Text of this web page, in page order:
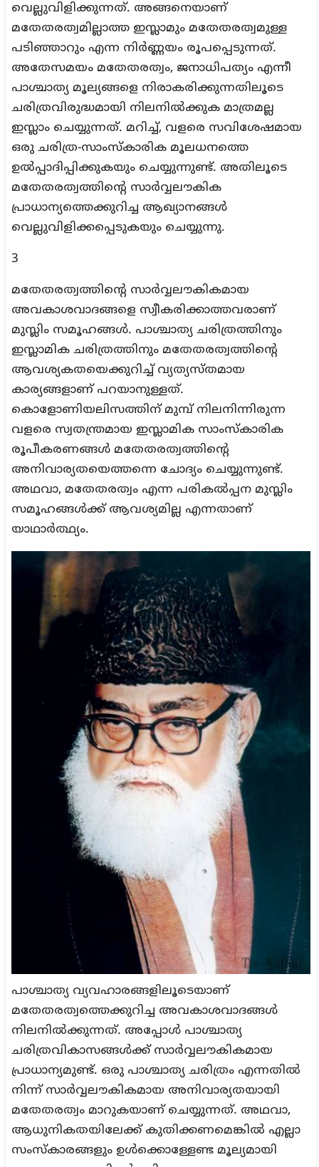
വെല്ലുവിളിക്കുന്നത്. അങ്ങനെയാണ്
മതേതരത്വമില്ലാത്ത ഇസ്ലാമും മതേതരത്വമുള്ള
പടിഞ്ഞാറും എന്ന നിര്‍ണ്ണയം രൂപപ്പെടുന്നത്.
അതേസമയം മതേതരത്വം, ജനാധിപത്യം എന്നീ
പാശ്ചാത്യ മൂല്യങ്ങളെ നിരാകരിക്കുന്നതിലൂടെ
ചരിത്രവിരുദ്ധമായി നിലനില്‍ക്കുക മാത്രമല്ല
ഇസ്ലാം ചെയ്യുന്നത്. മറിച്ച്, വളരെ സവിശേഷമായ
ഒരു ചരിത്ര-സാംസ്‌കാരിക മൂലധനത്തെ
ഉല്‍പ്പാദിപ്പിക്കുകയും ചെയ്യുന്നുണ്ട്. അതിലൂടെ
മതേതരത്വത്തിന്റെ സാര്‍വ്വലൗകിക
പ്രാധാന്യത്തെക്കുറിച്ച ആഖ്യാനങ്ങള്‍
വെല്ലുവിളിക്കപ്പെടുകയും ചെയ്യുന്നു.
3
മതേതരത്വത്തിന്റെ സാര്‍വ്വലൗകികമായ
അവകാശവാദങ്ങളെ സ്വീകരിക്കാത്തവരാണ്
മുസ്ലിം സമൂഹങ്ങള്‍. പാശ്ചാത്യ ചരിത്രത്തിനും
ഇസ്ലാമിക ചരിത്രത്തിനും മതേതരത്വത്തിന്റെ
ആവശ്യകതയെക്കുറിച്ച് വ്യത്യസ്തമായ
കാര്യങ്ങളാണ് പറയാനുള്ളത്.
കൊളോണിയലിസത്തിന് മുമ്പ് നിലനിന്നിരുന്ന
വളരെ സ്വതന്ത്രമായ ഇസ്ലാമിക സാംസ്‌കാരിക
രൂപീകരണങ്ങള്‍ മതേതരത്വത്തിന്റെ
അനിവാര്യതയെത്തന്നെ ചോദ്യം ചെയ്യുന്നുണ്ട്.
അഥവാ, മതേതരത്വം എന്ന പരികല്‍പ്പന മുസ്ലിം
സമൂഹങ്ങള്‍ക്ക് ആവശ്യമില്ല എന്നതാണ്
യാഥാര്‍ത്ഥ്യം.
പാശ്ചാത്യ വ്യവഹാരങ്ങളിലൂടെയാണ്
മതേതരത്വത്തെക്കുറിച്ച അവകാശവാദങ്ങള്‍
നിലനില്‍ക്കുന്നത്. അപ്പോള്‍ പാശ്ചാത്യ
ചരിത്രവികാസങ്ങള്‍ക്ക് സാര്‍വ്വലൗകികമായ
പ്രാധാന്യമുണ്ട്. ഒരു പാശ്ചാത്യ ചരിത്രം എന്നതില്‍
നിന്ന് സാര്‍വ്വലൗകികമായ അനിവാര്യതയായി
മതേതരത്വം മാറുകയാണ് ചെയ്യുന്നത്. അഥവാ,
ആധുനികതയിലേക്ക് കുതിക്കണമെങ്കില്‍ എല്ലാ
സംസ്‌കാരങ്ങളും ഉള്‍ക്കൊള്ളേണ്ട മൂല്യമായി